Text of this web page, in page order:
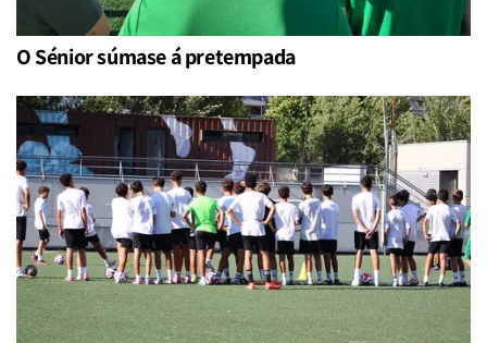
O Sénior súmase á pretempada